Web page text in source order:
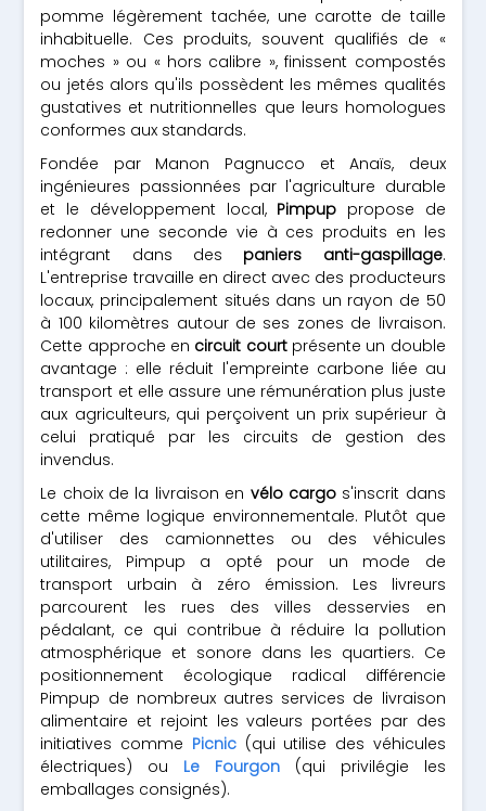
pomme légèrement tachée, une carotte de taille
inhabituelle. Ces produits, souvent qualifiés de «
moches » ou « hors calibre », finissent compostés
ou jetés alors qu'ils possèdent les mêmes qualités
gustatives et nutritionnelles que leurs homologues
conformes aux standards.
Fondée par Manon Pagnucco et Anaïs, deux
ingénieures passionnées par l'agriculture durable
et le développement local, Pimpup propose de
redonner une seconde vie à ces produits en les
intégrant dans des paniers anti-gaspillage.
L'entreprise travaille en direct avec des producteurs
locaux, principalement situés dans un rayon de 50
à 100 kilomètres autour de ses zones de livraison.
Cette approche en circuit courtprésente un double
avantage : elle réduit l'empreinte carbone liée au
transport et elle assure une rémunération plus juste
aux agriculteurs, qui perçoivent un prix supérieur à
celui pratiqué par les circuits de gestion des
invendus.
Le choix de la livraison en vélo cargos'inscrit dans
cette même logique environnementale. Plutôt que
d'utiliser des camionnettes ou des véhicules
utilitaires, Pimpup a opté pour un mode de
transport urbain à zéro émission. Les livreurs
parcourent les rues des villes desservies en
pédalant, ce qui contribue à réduire la pollution
atmosphérique et sonore dans les quartiers. Ce
positionnement écologique radical différencie
Pimpup de nombreux autres services de livraison
alimentaire et rejoint les valeurs portées par des
initiatives comme Picnic(qui utilise des véhicules
électriques) ou Le Fourgon (qui privilégie les
emballages consignés).